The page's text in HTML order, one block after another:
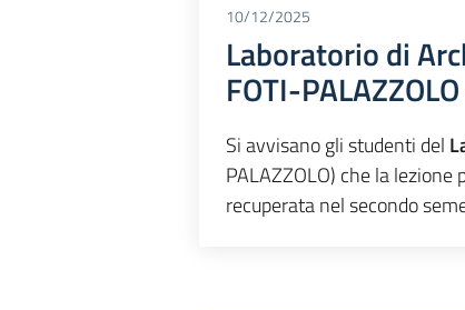
10/12/2025
Laboratorio di
FOTI-
Si avvisano gli studenti del
PALAZZOLO) che la
recuperata nel secondo